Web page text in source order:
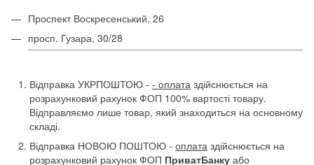
Проспект Воскресенський, 26
просп. Гузара, 30/28
Відправка УКРПОШТОЮ - - оплата здійснюється на
розрахунковий рахунок ФОП 100% вартості товару.
Відправляємо лише товар, який знаходиться на основному
складі.
Відправка НОВОЮ ПОШТОЮ - оплата здійснюється на
розрахунковий рахунок ФОП ПриватБанку або